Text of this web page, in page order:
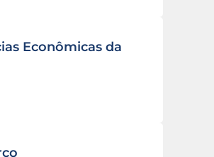
Econômicas da